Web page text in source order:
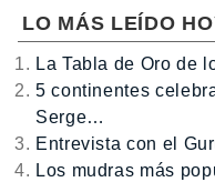
LO MÁS LEÍDO
La Tabla de Oro de
5 continentes
Serge…
Entrevista con el
Los mudras más